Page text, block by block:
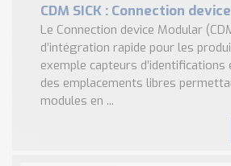
CDM SICK : Connection
Le Connection device Modular
d’intégration rapide pour les
exemple capteurs
des emplacements libres
modules en ...